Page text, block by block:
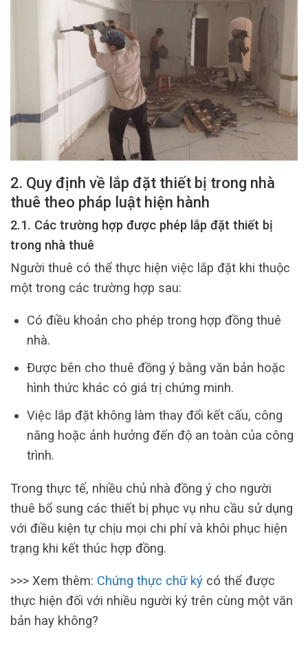
2. Quy định về lắp đặt thiết bị trong nhà
thuê theo pháp luật hiện hành
2.1. Các trường hợp được phép lắp đặt thiết bị
trong nhà thuê
Người thuê có thể thực hiện việc lắp đặt khi thuộc
một trong các trường hợp sau:
Có điều khoản cho phép trong hợp đồng thuê
nhà.
Được bên cho thuê đồng ý bằng văn bản hoặc
hình thức khác có giá trị chứng minh.
Việc lắp đặt không làm thay đổi kết cấu, công
năng hoặc ảnh hưởng đến độ an toàn của công
trình.
Trong thực tế, nhiều chủ nhà đồng ý cho người
thuê bổ sung các thiết bị phục vụ nhu cầu sử dụng
với điều kiện tự chịu mọi chi phí và khôi phục hiện
trạng khi kết thúc hợp đồng.
>>> Xem thêm: Chứng thực chữ ký có thể được
thực hiện đối với nhiều người ký trên cùng một văn
bản hay không?